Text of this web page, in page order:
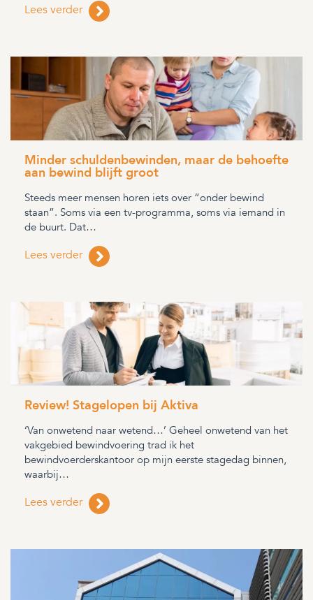
Lees verder
Minder schuldenbewinden, maar de behoefte
aan bewind blijft groot
Steeds meer mensen horen iets over “onder bewind
staan”. Soms via een tv-programma, soms via iemand in
de buurt. Dat…
Lees verder
Review! Stagelopen bij Aktiva
‘Van onwetend naar wetend…’ Geheel onwetend van het
vakgebied bewindvoering trad ik het
bewindvoerderskantoor op mijn eerste stagedag binnen,
waarbij…
Lees verder